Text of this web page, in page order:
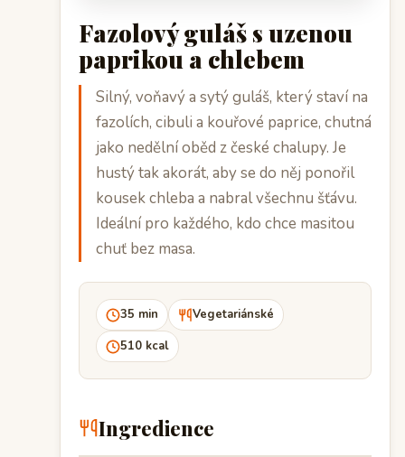
Fazolový guláš s uzenou
paprikou a chlebem
Silný, voňavý a sytý guláš, který staví na
fazolích, cibuli a kouřové paprice, chutná
jako nedělní oběd z české chalupy. Je
hustý tak akorát, aby se do něj ponořil
kousek chleba a nabral všechnu šťávu.
Ideální pro každého, kdo chce masitou
chuť bez masa.
35 min
Vegetariánské
510 kcal
Ingredience